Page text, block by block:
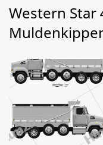
Western Star